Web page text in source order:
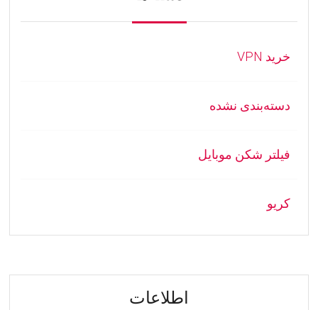
خرید VPN
دسته‌بندی نشده
فیلتر شکن موبایل
کریو
اطلاعات